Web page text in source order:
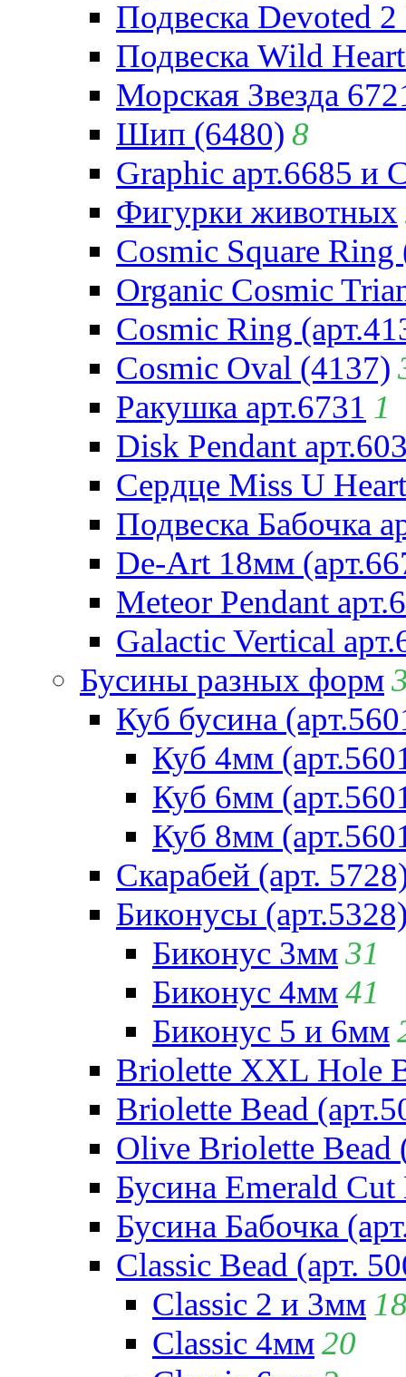
Подвеска Devoted
Подвеска Wild
Морская Звезда
Шип (6480) 8
Graphic арт.6685 и
Фигурки животных
Cosmic Square Ring
Organic Cosmic
Cosmic Ring
Cosmic Oval (4137)
Ракушка арт.6731 1
Disk Pendant
Сердце Miss U
Подвеска Бабочка
De-Art 18мм
Meteor Pendant
Galactic Vertical
Бусины разных форм
Куб бусина
Куб 4мм
Куб 6мм
Куб 8мм
Скарабей (арт.
Биконусы
Биконус 3мм31
Биконус 4мм41
Биконус 5 и 6мм
Briolette XXL Hole
Briolette Bead
Olive Briolette Bead
Бусина Emerald Cut
Бусина Бабочка
Classic Bead (арт.
Classic 2 и 3мм
Classic 4мм20